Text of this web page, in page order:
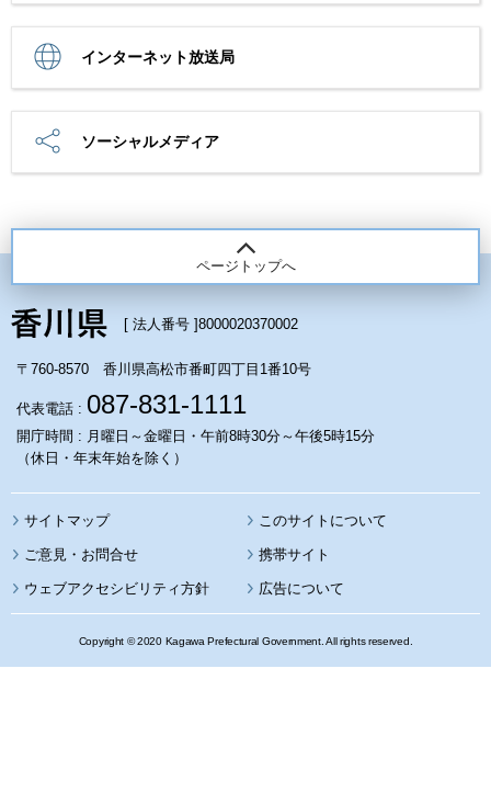
インターネット放送局
ソーシャルメディア
ページトップへ
[ 法人番号 ]8000020370002
〒760-8570 香川県高松市番町四丁目1番10号
代表電話 : 087-831-1111
開庁時間 : 月曜日～金曜日・午前8時30分～午後5時15分
（休日・年末年始を除く）
サイトマップ このサイトについて
携帯サイト
ウェブアクセシビリティ方針 広告について
Copyright © 2020 Kagawa Prefectural Government. All rights reserved.